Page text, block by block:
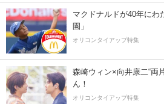
マクドナルドが40年にわ
園」
オリコンタイアップ特集
森崎ウィン×向井康二“両
ん！
オリコンタイアップ特集